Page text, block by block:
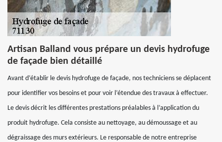
Artisan Balland vous prépare un devis hydrofuge
de façade bien détaillé
Avant d’établir le devis hydrofuge de façade, nos techniciens se déplacent
pour identifier vos besoins et pour voir l’étendue des travaux à effectuer.
Le devis décrit les différentes prestations préalables à l’application du
produit hydrofuge. Cela consiste au nettoyage, au démoussage et au
dégraissage des murs extérieurs. Le responsable de notre entreprise